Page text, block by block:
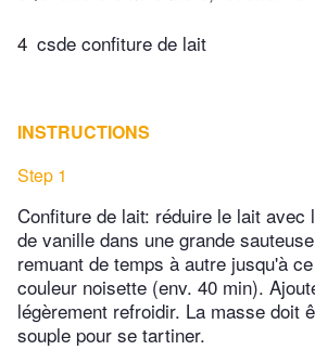
4 csde confiture de lait
INSTRUCTIONS
Step 1
Confiture de lait: réduire le lait avec
de vanille dans une grande
remuant de temps à autre jusqu'à
couleur noisette (env. 40 min).
légèrement refroidir. La masse doit
souple pour se tartiner.